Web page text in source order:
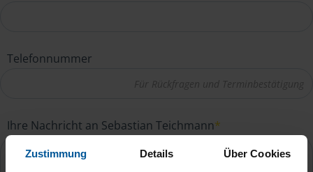
Zustimmung Details Über Cookies
Telefonnummer
Ihre Nachricht an Sebastian Teichmann*